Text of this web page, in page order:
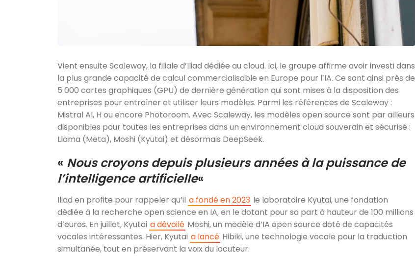
Vient ensuite Scaleway, la filiale d’Iliad dédiée au cloud. Ici, le groupe affirme avoir investi dans
la plus grande capacité de calcul commercialisable en Europe pour l’IA. Ce sont ainsi près de
5 000 cartes graphiques (GPU) de dernière génération qui sont mises à la disposition des
entreprises pour entraîner et utiliser leurs modèles. Parmi les références de Scaleway :
Mistral AI, H ou encore Photoroom. Avec Scaleway, les modèles open source sont par ailleurs
disponibles pour toutes les entreprises dans un environnement cloud souverain et sécurisé :
Llama (Meta), Moshi (Kyutai) et désormais DeepSeek.
« Nous croyons depuis plusieurs années à la puissance de
l’intelligence artificielle«
Iliad en profite pour rappeler qu’il a fondé en 2023 le laboratoire Kyutai, une fondation
dédiée à la recherche open science en IA, en le dotant pour sa part à hauteur de 100 millions
d’euros. En juillet, Kyutai a dévoilé Moshi, un modèle d’IA open source doté de capacités
vocales intéressantes. Hier, Kyutai a lancé Hibiki, une technologie vocale pour la traduction
simultanée, tout en préservant la voix du locuteur.